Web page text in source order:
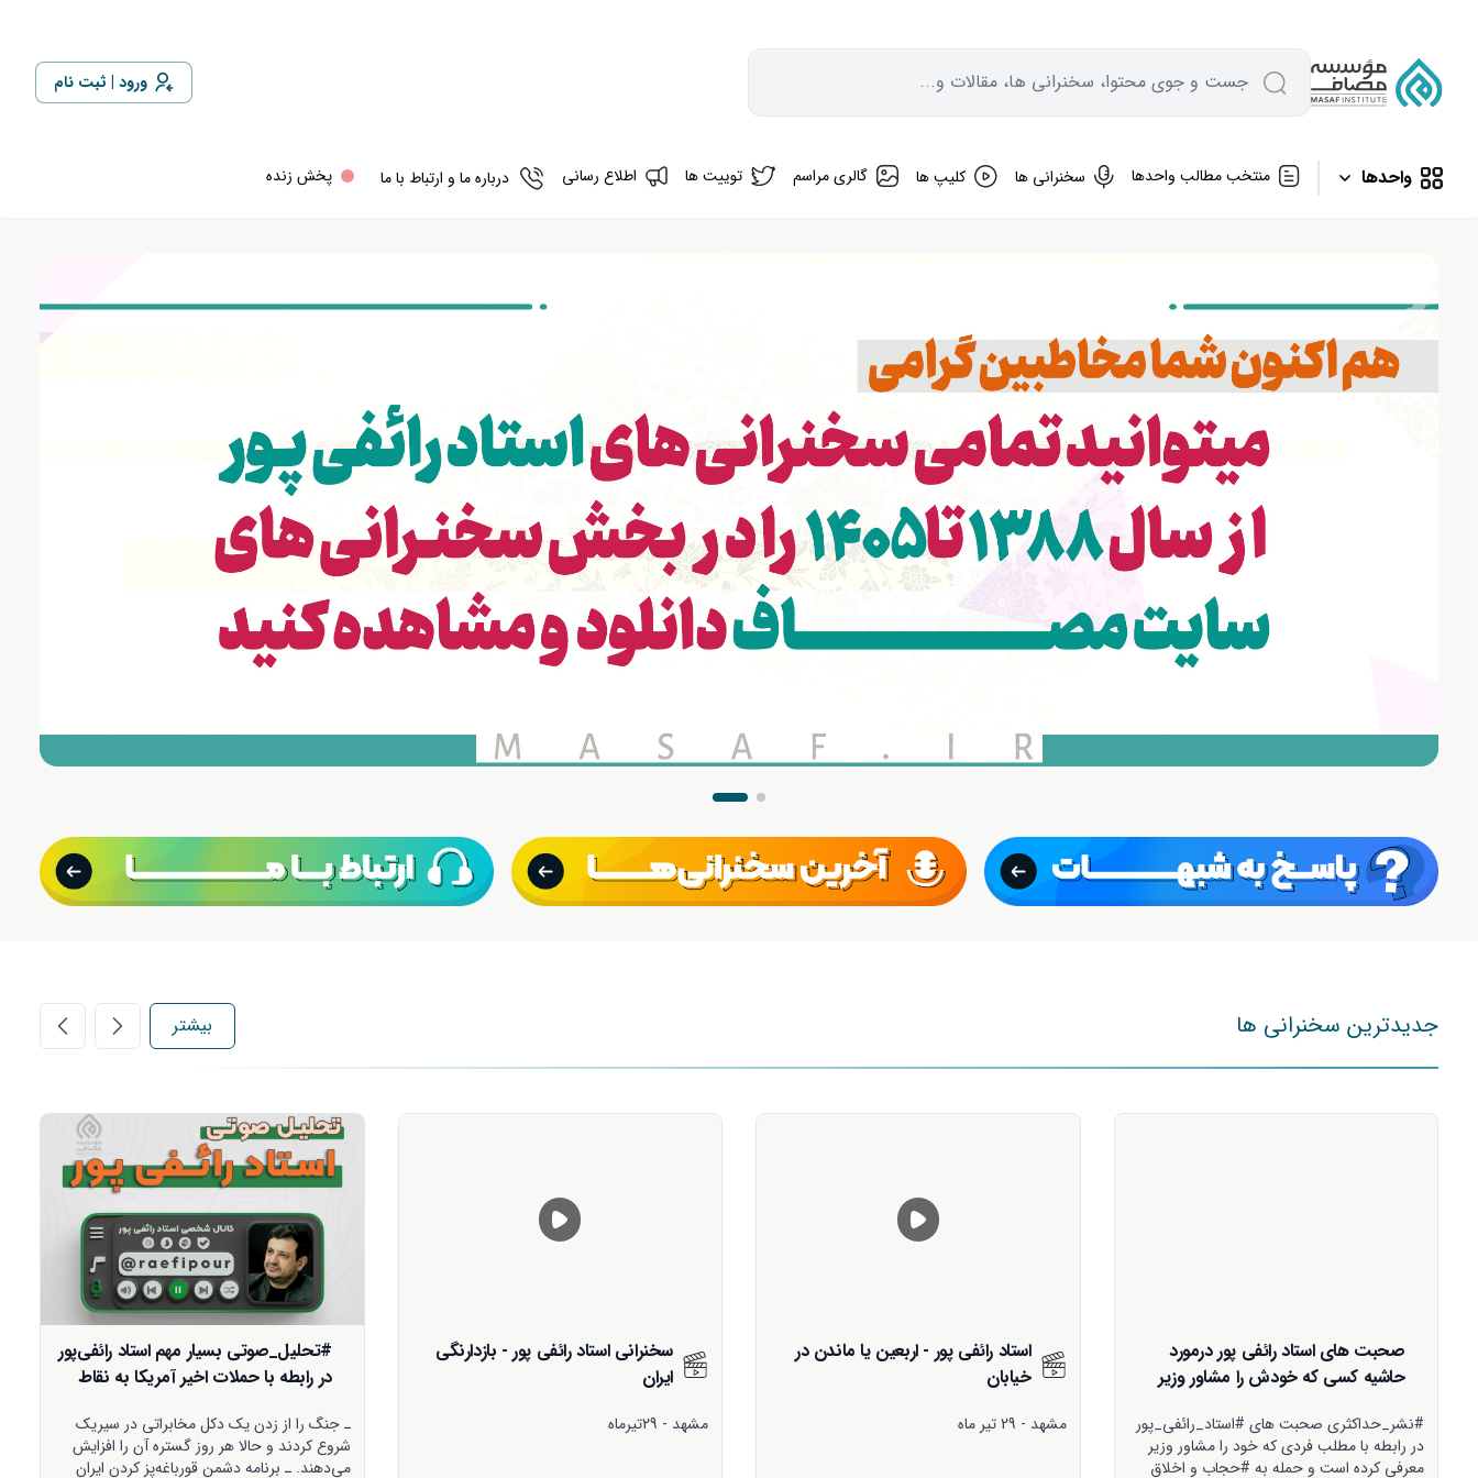
جست و جوی محتوا، سخنرانی ها، مقالات و... ورود ثبت نام
واحدها منتخب مطالب واحدها سخنرانی ها کلیپ ها گالری مراسم توییت ها اطلاع رسانی درباره ما و ارتباط با ما پخش زنده
جدیدترین سخنرانی ها بیشتر
استاد رائفی پور - اربعین یا ماندن در
خیابان
مشهد - 29 تیر ماه
سخنرانی استاد رائفی پور - بازدارنگی
ایران
مشهد - 29تیرماه
#تحلیل_صوتی بسیار مهم استاد رائفی‌پور
در رابطه با حملات اخیر آمریکا به نقاط
ـ جنگ را از زدن یک دکل مخابراتی در سیریک
سخنرانی استاد رائفی‌‌‌‌‌‌پور «شطرنج
اقتصاد و انرژی»
● راهبردها و تاکتیک‌های دشمن ● موازنه قدرت و
نبرد میدانی ● الزامات داخلی و حکمرانی تهران -
فلکه اول تهرانپارس 25 تیر 1405